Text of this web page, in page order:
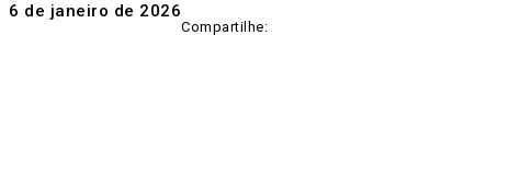
6 de janeiro de 2026
Compartilhe: